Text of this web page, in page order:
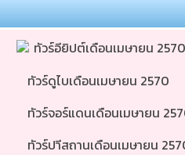
ทัวร์อียิปต์เดือนเมษายน 2570
ทัวร์ดูไบเดือนเมษายน 2570
ทัวร์จอร์แดนเดือนเมษายน
ทัวร์ปาีสถานเดือนเมษายน